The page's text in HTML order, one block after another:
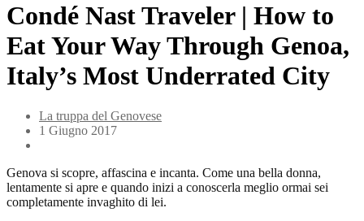
Condé Nast Traveler | How to
Eat Your Way Through Genoa,
Italy’s Most Underrated City
La truppa del Genovese
1 Giugno 2017
Genova si scopre, affascina e incanta. Come una bella donna,
lentamente si apre e quando inizi a conoscerla meglio ormai sei
completamente invaghito di lei.